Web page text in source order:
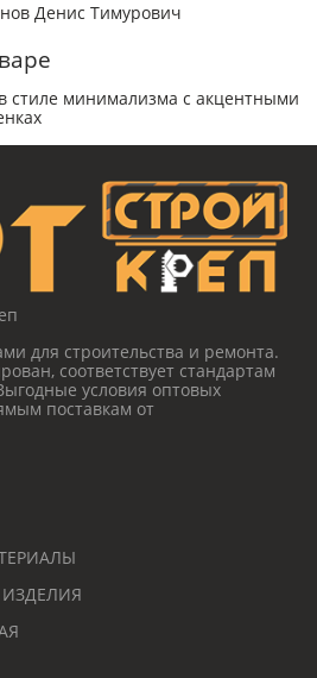
Денис Тимурович
стиле минимализма с акцентными
для строительства и ремонта.
соответствует стандартам
условия оптовых
поставкам от